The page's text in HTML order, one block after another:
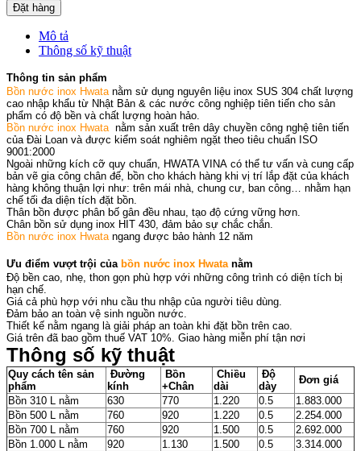
Mô tả
Thông số kỹ thuật
Thông tin sản phẩm
Bồn nước inox Hwata nằm sử dụng nguyên liệu inox SUS 304 chất lượng
cao nhập khẩu từ Nhật Bản & các nước công nghiệp tiên tiến cho sản
phẩm có độ bền và chất lượng hoàn hảo.
Bồn nước inox Hwata nằm sản xuất trên dây chuyền công nghệ tiên tiến
của Đài Loan và được kiểm soát nghiêm ngặt theo tiêu chuẩn ISO
9001:2000
Ngoài những kích cỡ quy chuẩn, HWATA VINA có thể tư vấn và cung cấp
bản vẽ gia công chân đế, bồn cho khách hàng khi vị trí lắp đặt của khách
hàng không thuận lợi như: trên mái nhà, chung cư, ban công… nhằm hạn
chế tối đa diện tích đặt bồn.
Thân bồn được phân bố gân đều nhau, tạo độ cứng vững hơn.
Chân bồn sử dụng inox HIT 430, đảm bảo sự chắc chắn.
Bồn nước inox Hwata ngang được bảo hành 12 năm
Ưu điểm vượt trội của bồn nước inox Hwata nằm
Độ bền cao, nhẹ, thon gọn phù hợp với những công trình có diện tích bị
hạn chế.
Giá cả phù hợp với nhu cầu thu nhập của người tiêu dùng.
Đảm bảo an toàn vệ sinh nguồn nước.
Thiết kế nằm ngang là giải pháp an toàn khi đặt bồn trên cao.
Giá trên đã bao gồm thuế VAT 10%. Giao hàng miễn phí tận nơi
Thông số kỹ thuật
Quy cách tên sản
phẩm
Đường
kính
Bồn
+Chân
Chiều
dài
Độ
dày
Đơn giá
Bồn 310 L nằm
630 770 1.220 0.5
1.883.000
Bồn 500 L nằm
760 920 1.220 0.5
2.254.000
Bồn 700 L nằm
760 920 1.500 0.5
2.692.000
Bồn 1.000 L nằm
920 1.130 1.500 0.5
3.314.000